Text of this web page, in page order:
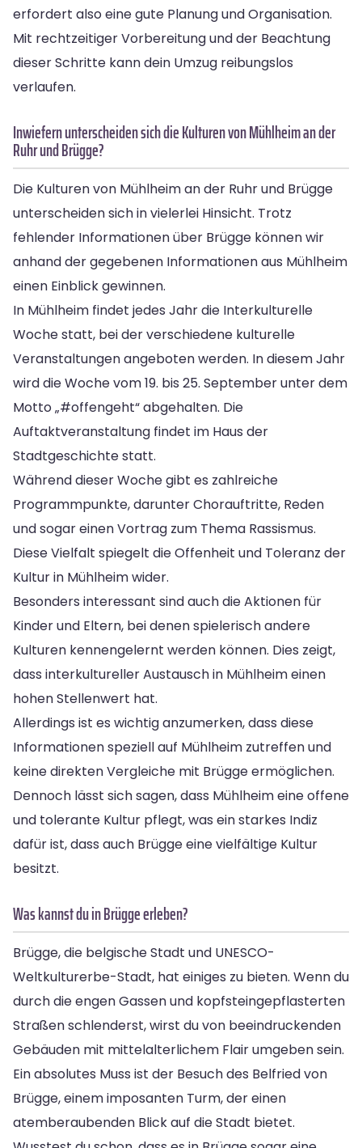
erfordert also eine gute Planung und Organisation.
Mit rechtzeitiger Vorbereitung und der Beachtung
dieser Schritte kann dein Umzug reibungslos
verlaufen.
Inwiefern unterscheiden sich die Kulturen von Mühlheim an der
Ruhr und Brügge?
Die Kulturen von Mühlheim an der Ruhr und Brügge
unterscheiden sich in vielerlei Hinsicht. Trotz
fehlender Informationen über Brügge können wir
anhand der gegebenen Informationen aus Mühlheim
einen Einblick gewinnen.
In Mühlheim findet jedes Jahr die Interkulturelle
Woche statt, bei der verschiedene kulturelle
Veranstaltungen angeboten werden. In diesem Jahr
wird die Woche vom 19. bis 25. September unter dem
Motto „#offengeht“ abgehalten. Die
Auftaktveranstaltung findet im Haus der
Stadtgeschichte statt.
Während dieser Woche gibt es zahlreiche
Programmpunkte, darunter Chorauftritte, Reden
und sogar einen Vortrag zum Thema Rassismus.
Diese Vielfalt spiegelt die Offenheit und Toleranz der
Kultur in Mühlheim wider.
Besonders interessant sind auch die Aktionen für
Kinder und Eltern, bei denen spielerisch andere
Kulturen kennengelernt werden können. Dies zeigt,
dass interkultureller Austausch in Mühlheim einen
hohen Stellenwert hat.
Allerdings ist es wichtig anzumerken, dass diese
Informationen speziell auf Mühlheim zutreffen und
keine direkten Vergleiche mit Brügge ermöglichen.
Dennoch lässt sich sagen, dass Mühlheim eine offene
und tolerante Kultur pflegt, was ein starkes Indiz
dafür ist, dass auch Brügge eine vielfältige Kultur
besitzt.
Was kannst du in Brügge erleben?
Brügge, die belgische Stadt und UNESCO-
Weltkulturerbe-Stadt, hat einiges zu bieten. Wenn du
durch die engen Gassen und kopfsteingepflasterten
Straßen schlenderst, wirst du von beeindruckenden
Gebäuden mit mittelalterlichem Flair umgeben sein.
Ein absolutes Muss ist der Besuch des Belfried von
Brügge, einem imposanten Turm, der einen
atemberaubenden Blick auf die Stadt bietet.